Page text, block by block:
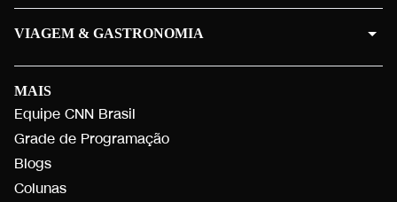
MAIS
Equipe CNN Brasil
Grade de Programação
Blogs
Colunas
VIAGEM & GASTRONOMIA